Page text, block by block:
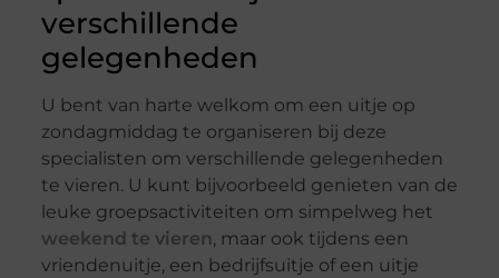
verschillende
gelegenheden
U bent van harte welkom om een uitje op
zondagmiddag te organiseren bij deze
specialisten om verschillende gelegenheden
te vieren. U kunt bijvoorbeeld genieten van de
leuke groepsactiviteiten om simpelweg het
weekend te vieren, maar ook tijdens een
vriendenuitje, een bedrijfsuitje of een uitje